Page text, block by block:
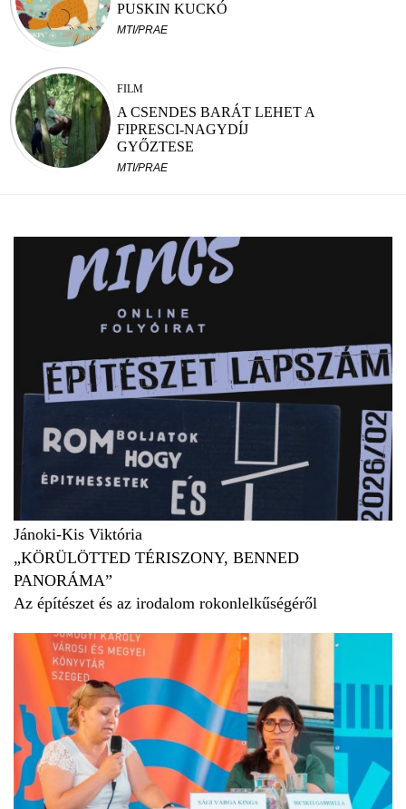
PUSKIN KUCKÓ
MTI/PRAE
FILM
A CSENDES BARÁT LEHET A
FIPRESCI-NAGYDÍJ
GYŐZTESE
MTI/PRAE
Jánoki-Kis Viktória
„KÖRÜLÖTTED TÉRISZONY, BENNED
PANORÁMA”
Az építészet és az irodalom rokonlelkűségéről